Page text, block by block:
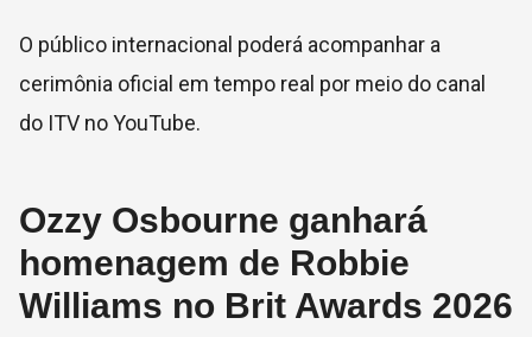
O público internacional poderá acompanhar a
cerimônia oficial em tempo real por meio do canal
do ITV no YouTube.
Ozzy Osbourne ganhará
homenagem de Robbie
Williams no Brit Awards 2026